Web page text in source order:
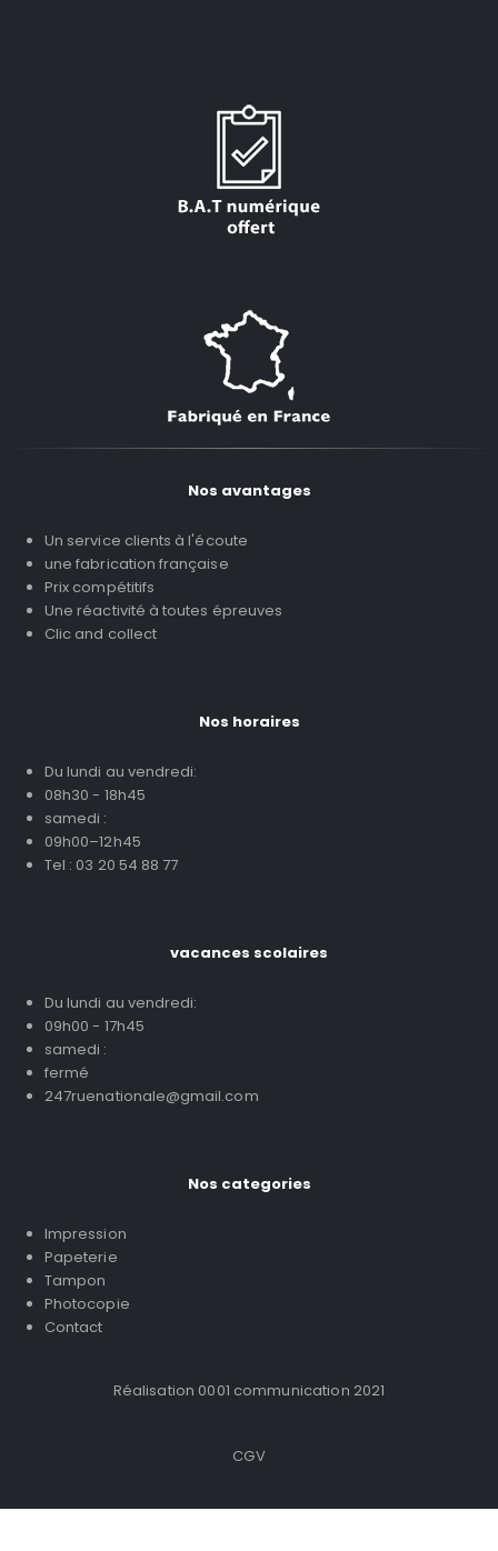
Nos avantages
Un service clients à l'écoute
une fabrication française
Prix compétitifs
Une réactivité à toutes épreuves
Clic and collect
Nos horaires
Du lundi au vendredi:
08h30 - 18h45
samedi :
09h00–12h45
Tel : 03 20 54 88 77
vacances scolaires
Du lundi au vendredi:
09h00 - 17h45
samedi :
fermé
247ruenationale@gmail.com
Nos categories
Impression
Papeterie
Tampon
Photocopie
Contact
Réalisation 0001 communication 2021
CGV